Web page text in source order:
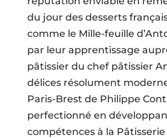
du jour des desserts
comme le Mille-feuille
par leur apprentissage
pâtissier du chef pâtissier
délices résolument
Paris-Brest de Philippe
perfectionné en
compétences à la Pâtisserie